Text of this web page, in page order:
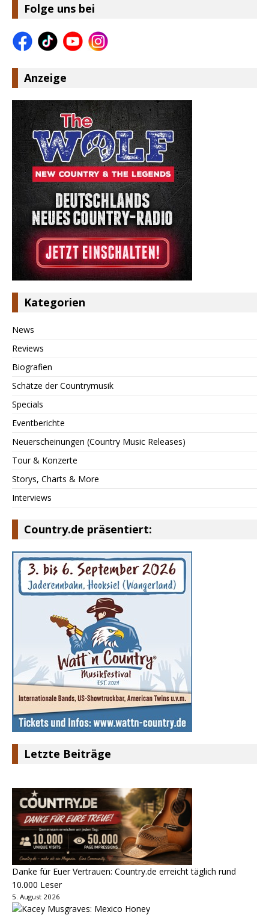
Folge uns bei
Anzeige
Kategorien
News
Reviews
Biografien
Schätze der Countrymusik
Specials
Eventberichte
Neuerscheinungen (Country Music Releases)
Tour & Konzerte
Storys, Charts & More
Interviews
Country.de präsentiert:
Letzte Beiträge
Danke für Euer Vertrauen: Country.de erreicht täglich rund
10.000 Leser
5. August 2026